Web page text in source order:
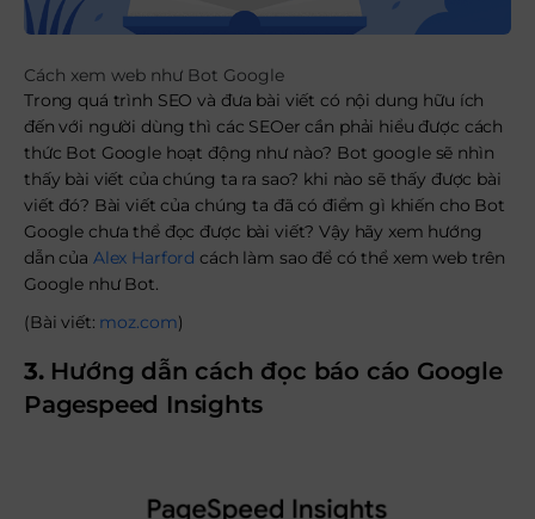
Cách xem web như Bot Google
Trong quá trình SEO và đưa bài viết có nội dung hữu ích
đến với người dùng thì các SEOer cần phải hiểu được cách
thức Bot Google hoạt động như nào? Bot google sẽ nhìn
thấy bài viết của chúng ta ra sao? khi nào sẽ thấy được bài
viết đó? Bài viết của chúng ta đã có điểm gì khiến cho Bot
Google chưa thể đọc được bài viết? Vậy hãy xem hướng
dẫn của Alex Harford cách làm sao để có thể xem web trên
Google như Bot.
(Bài viết: moz.com)
3. Hướng dẫn cách đọc báo cáo Google
Pagespeed Insights